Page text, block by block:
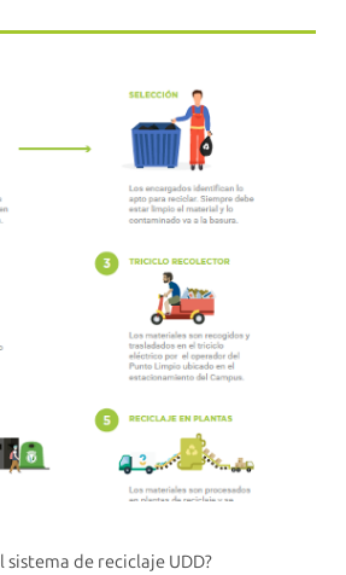
sistema de reciclaje UDD?